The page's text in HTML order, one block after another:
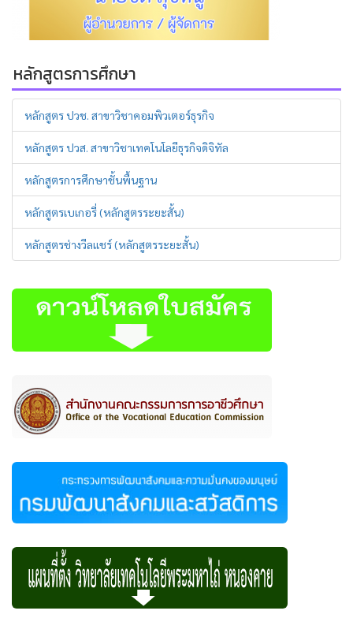
หลักสูตรการศึกษา
หลักสูตร ปวช. สาขาวิชาคอมพิวเตอร์ธุรกิจ
หลักสูตร ปวส. สาขาวิชาเทคโนโลยีธุรกิจดิจิทัล
หลักสูตรการศึกษาชั้นพื้นฐาน
หลักสูตรเบเกอรี่ (หลักสูตรระยะสั้น)
หลักสูตรช่างวีลแชร์ (หลักสูตรระยะสั้น)